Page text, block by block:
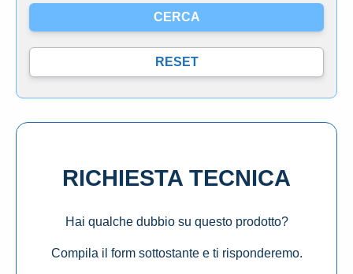
RICHIESTA TECNICA
Hai qualche dubbio su questo prodotto?
Compila il form sottostante e ti risponderemo.